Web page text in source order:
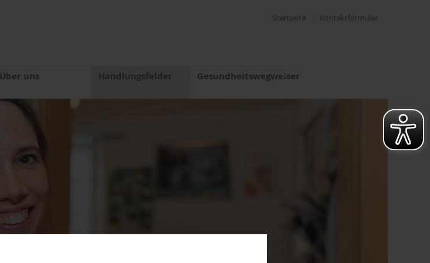
Startseite Kontaktformular
Über uns Handlungsfelder Gesundheitswegweiser